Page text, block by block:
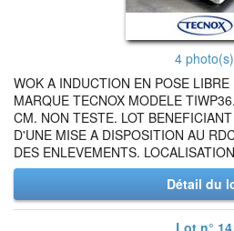
4 photo(s)
WOK A INDUCTION EN POSE
MARQUE TECNOX MODELE
CM. NON TESTE. LOT
D'UNE MISE A DISPOSITION AU
DES ENLEVEMENTS.
Détail du
Lot n° 14